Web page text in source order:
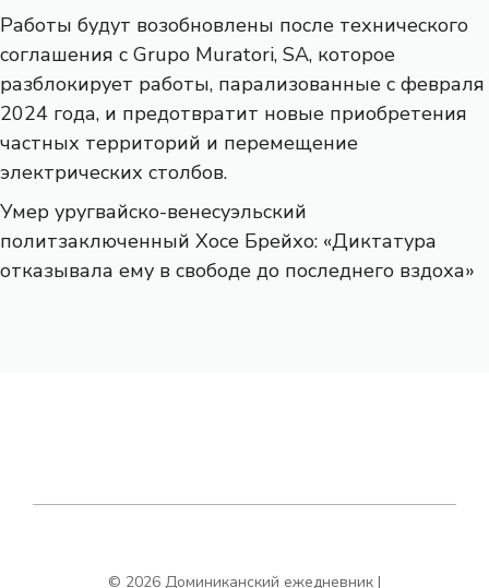
Работы будут возобновлены после технического
соглашения с Grupo Muratori, SA, которое
разблокирует работы, парализованные с февраля
2024 года, и предотвратит новые приобретения
частных территорий и перемещение
электрических столбов.
Умер уругвайско-венесуэльский
политзаключенный Хосе Брейхо: «Диктатура
отказывала ему в свободе до последнего вздоха»
© 2026 Доминиканский ежедневник |